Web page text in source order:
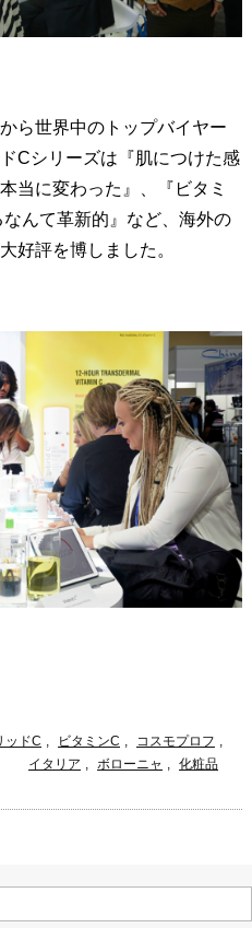
ら世界中のトップバイヤー
Cシリーズは『肌につけた感
当に変わった』、『ビタミ
なんて革新的』など、海外の
好評を博しました。
ッドC , ビタミンC , コスモプロフ ,
イタリア , ボローニャ , 化粧品